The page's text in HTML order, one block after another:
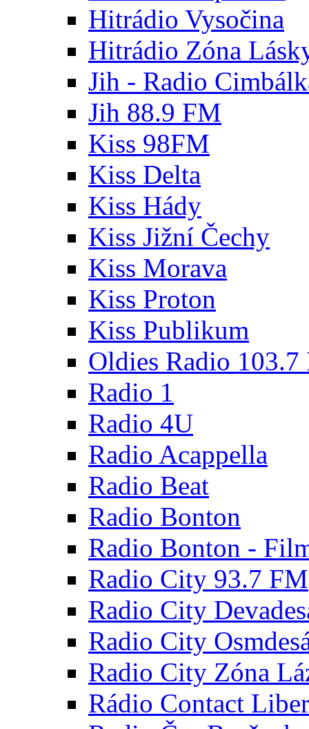
Hitrádio Vysočina
Hitrádio Zóna
Jih - Radio
Jih 88.9 FM
Kiss 98FM
Kiss Delta
Kiss Hády
Kiss Jižní Čechy
Kiss Morava
Kiss Proton
Kiss Publikum
Oldies Radio 103.7
Radio 1
Radio 4U
Radio Acappella
Radio Beat
Radio Bonton
Radio Bonton -
Radio City 93.7 FM
Radio City
Radio City
Radio City Zóna
Rádio Contact